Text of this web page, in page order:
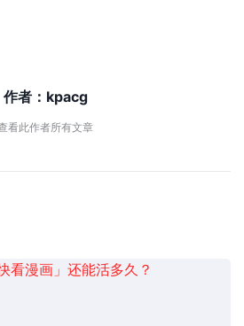
作者： kpacg
看此作者所有文章